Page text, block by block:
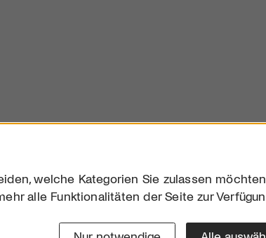
Downloads
Impressum
welche Kategorien Sie zulassen
alle Funktionalitäten der Seite zur